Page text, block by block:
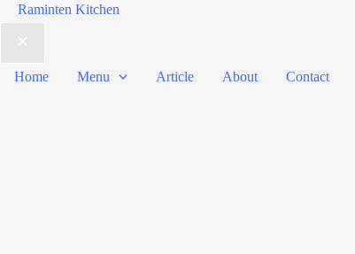
Raminten Kitchen
Home Menu Article About Contact